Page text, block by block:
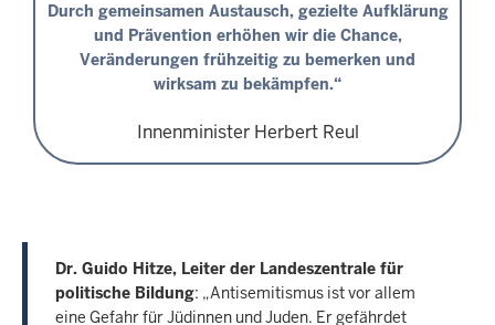
Durch gemeinsamen Austausch, gezielte Aufklärung
und Prävention erhöhen wir die Chance,
Veränderungen frühzeitig zu bemerken und
wirksam zu bekämpfen.“
Innenminister Herbert Reul
Dr. Guido Hitze, Leiter der Landeszentrale für
politische Bildung: „Antisemitismus ist vor allem
eine Gefahr für Jüdinnen und Juden. Er gefährdet